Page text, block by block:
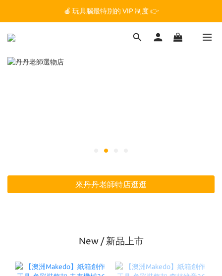
🏆 玩具腦是全台第一個獲得 STEM.org 教育平台
🍎 玩具腦最特別的 VIP 制度 👉
🏆 玩具腦是全台第一個獲得 STEM.org 教育平台
來丹丹老師特店逛逛
New / 新品上市